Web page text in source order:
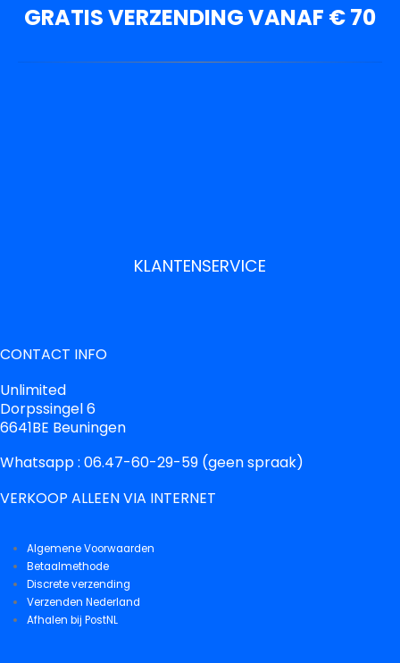
GRATIS VERZENDING VANAF € 70
KLANTENSERVICE
CONTACT INFO
Unlimited
Dorpssingel 6
6641BE Beuningen
Whatsapp : 06.47-60-29-59 (geen spraak)
VERKOOP ALLEEN VIA INTERNET
Algemene Voorwaarden
Betaalmethode
Discrete verzending
Verzenden Nederland
Afhalen bij PostNL